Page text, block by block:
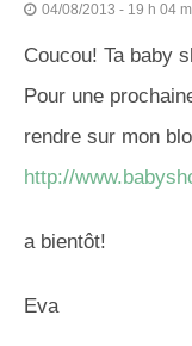
04/08/2013 - 19 h 04
Coucou! Ta baby
Pour une
rendre sur mon
http://
a bientôt!
Eva